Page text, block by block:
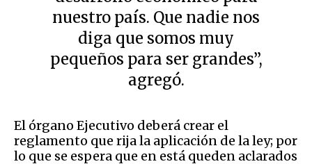
nuestro país. Que nadie nos
diga que somos muy
pequeños para ser grandes”,
agregó.
El órgano Ejecutivo deberá crear el
reglamento que rija la aplicación de la ley; por
lo que se espera que en está queden aclarados